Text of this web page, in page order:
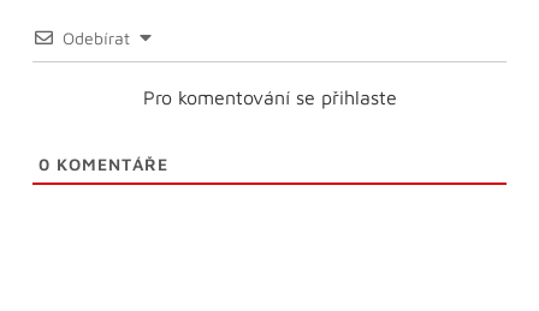
Odebírat
Pro komentování se přihlaste
0 KOMENTÁŘE